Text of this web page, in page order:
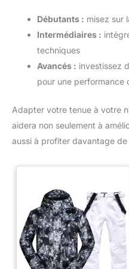
parfait état pour vos aventures
hivernales. Avec les gants
d'hiver WESTWOOD FOX, vous
extrême en toute confiance. Ces
chaleur et la fonctionnalité
ultimes pour toutes vos activités
hivernales en plein air. Restez
restez connecté - choisissez
WESTWOOD FOX.
Débutants : misez sur
Intermédiaires :
techniques
Avancés : investissez
pour une performance
Adapter votre tenue à votre
aidera non seulement à
aussi à profiter davantage